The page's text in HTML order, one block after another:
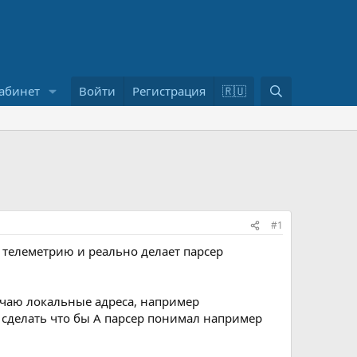
Войти Регистрация 🇷🇺
о
#1
и реально делает парсер
локальные адреса, например
что бы А парсер понимал например